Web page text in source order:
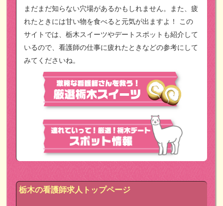
まだまだ知らない穴場があるかもしれません。また、疲
れたときには甘い物を食べると元気が出ますよ！
この
サイトでは、栃木スイーツやデートスポットも紹介して
いるので、看護師の仕事に疲れたときなどの参考にして
みてくださいね。
栃木の看護師求人トップページ